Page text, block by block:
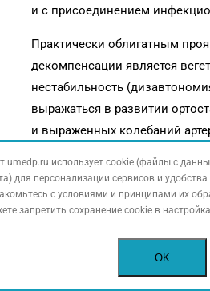
и с присоединением
Практически облигатным
декомпенсации является
нестабильность
выражаться в развитии
и выраженных колебаний
задержке мочеиспускания,
желудочно-кишечного тракта
до динамической кишечной
Развитие вегетативных
объясняться ослаблением
диэнцефальноспинальной
umedp.ru использует cookie (файлы с
для персонализации сервисов и
с условиями и принципами их
запретить сохранение cookie в
OK